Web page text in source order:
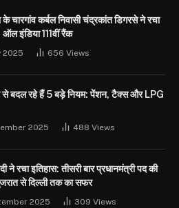
के चारगांव कर्बल निवासी चंद्रकांत डिगरसे ने रचा
ऑल इंडिया 111वीं रैंक
2025 656 Views
से बदल रहे हैं 5 बड़े नियम: पेंशन, टैक्स और LPG
2025 488 Views
ने रचा इतिहास: तीसरी बार प्रधानमंत्री पद की
से दिल्ली तक का सफर
2025 309 Views